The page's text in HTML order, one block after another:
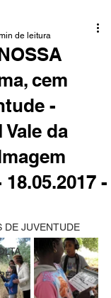
DE JUVENTUDE
cem
-
da
-
de leitura